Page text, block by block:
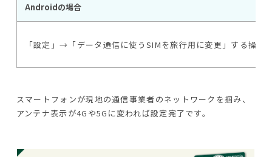
Androidの場合
「設定」→「データ通信に使うSIMを旅行用に変更」する操作
スマートフォンが現地の通信事業者のネットワークを掴み、
アンテナ表示が4Gや5Gに変われば設定完了です。